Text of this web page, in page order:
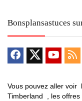
Bonsplansastuces
Vous pouvez aller voir
Timberland , les offres